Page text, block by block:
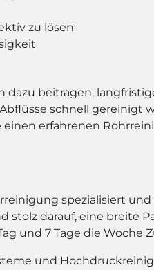
zu lösen
beitragen,
schnell gereinigt
erfahrenen
spezialisiert
stolz darauf, eine breite
und 7 Tage die
und